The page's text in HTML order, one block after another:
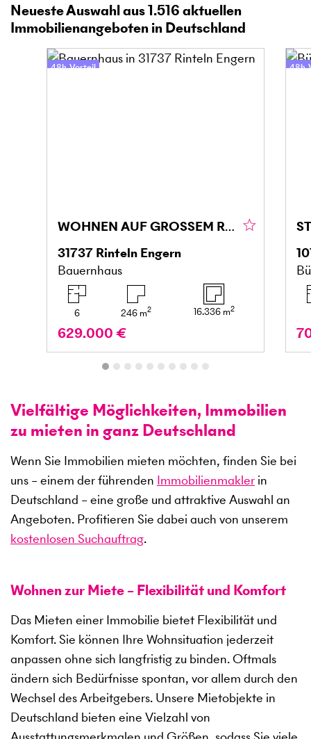
Neueste Auswahl aus1.516aktuellen
Immobilienangeboten in Deutschland
48h-Vorteil
WOHNEN AUF GROSSEM RESTHOF IM WESERBERGLAND
31737 Rinteln Engern
Bauernhaus
6 246m2 16.336m2
629.000 €
48h-
Vielfältige Möglichkeiten, Immobilien
zu mieten in ganz Deutschland
Wenn Sie Immobilien mieten möchten, finden Sie bei
uns – einem der führenden Immobilienmakler in
Deutschland – eine große und attraktive Auswahl an
Angeboten. Profitieren Sie dabei auch von unserem
kostenlosen Suchauftrag.
Wohnen zur Miete – Flexibilität und Komfort
Das Mieten einer Immobilie bietet Flexibilität und
Komfort. Sie können Ihre Wohnsituation jederzeit
anpassen ohne sich langfristig zu binden. Oftmals
ändern sich Bedürfnisse spontan, vor allem durch den
Wechsel des Arbeitgebers. Unsere Mietobjekte in
Deutschland bieten eine Vielzahl von